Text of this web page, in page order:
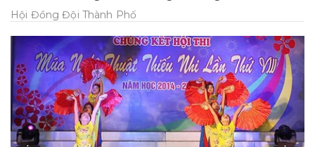
Hội Đồng Đội Thành Phố